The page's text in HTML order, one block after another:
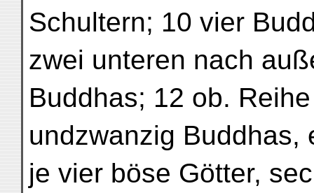
Schultern; 10 vier
zwei unteren nach
Buddhas; 12 ob.
undzwanzig Buddhas,
je vier böse Götter,